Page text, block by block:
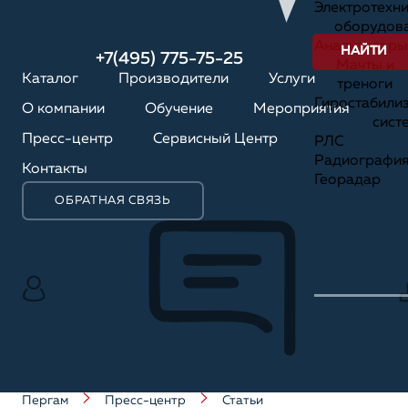
+7(495) 775-75-25
Каталог Производители Услуги
О компании Обучение Мероприятия
Пресс-центр Сервисный Центр
Контакты
ОБРАТНАЯ СВЯЗЬ
Анализаторы
треноги
РЛС
Георадар
НАЙТИ
Пергам Пресс-центр Статьи